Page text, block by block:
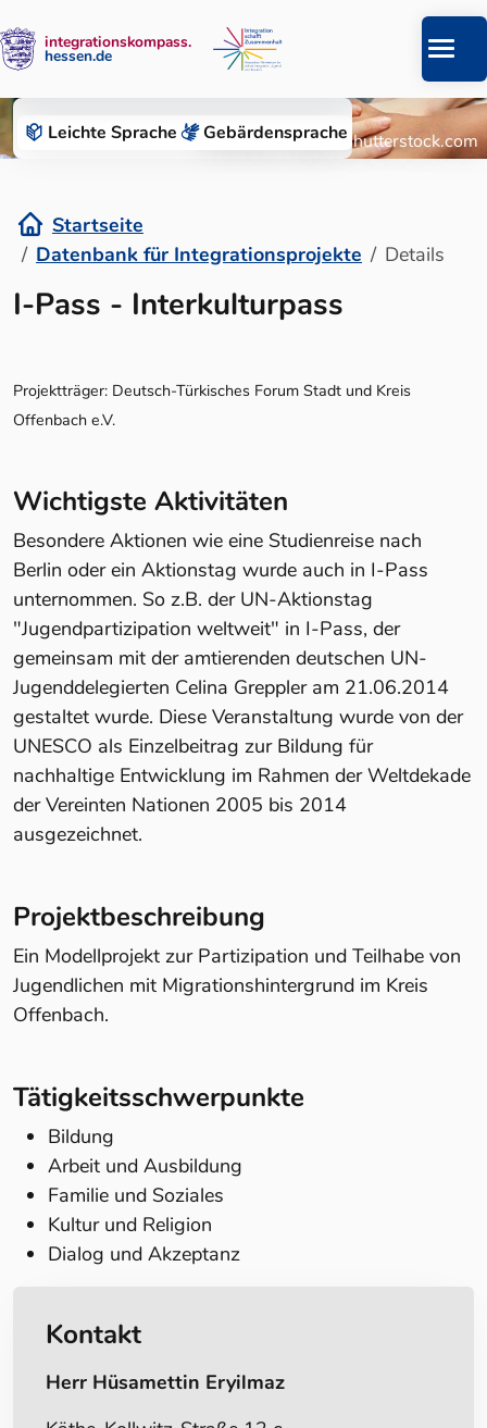
Leichte Sprache Gebärden­sprache
Zum Inhalt springen
integrationskompass.
hessen.de
Datenbank für Integrationsprojekte
© Roman Chazov/Shutterstock.com
Startseite
Datenbank für Integrationsprojekte
Details
Details
I-Pass - Interkulturpass
Projektträger: Deutsch-Türkisches Forum Stadt und Kreis
Offenbach e.V.
Wichtigste Aktivitäten
Besondere Aktionen wie eine Studienreise nach
Berlin oder ein Aktionstag wurde auch in I-Pass
unternommen. So z.B. der UN-Aktionstag
"Jugendpartizipation weltweit" in I-Pass, der
gemeinsam mit der amtierenden deutschen UN-
Jugenddelegierten Celina Greppler am 21.06.2014
gestaltet wurde. Diese Veranstaltung wurde von der
UNESCO als Einzelbeitrag zur Bildung für
nachhaltige Entwicklung im Rahmen der Weltdekade
der Vereinten Nationen 2005 bis 2014
ausgezeichnet.
Projektbeschreibung
Ein Modellprojekt zur Partizipation und Teilhabe von
Jugendlichen mit Migrationshintergrund im Kreis
Offenbach.
Tätigkeitsschwerpunkte
Bildung
Arbeit und Ausbildung
Familie und Soziales
Kultur und Religion
Dialog und Akzeptanz
Kontakt
Herr Hüsamettin Eryilmaz